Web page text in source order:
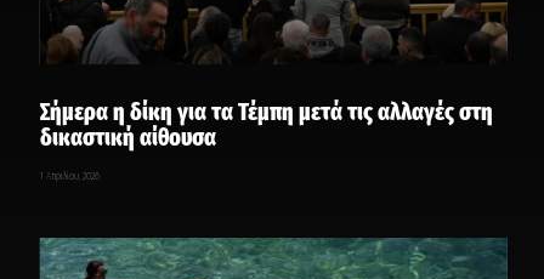
Σήμερα η δίκη για τα Τέμπη μετά τις αλλαγές στη
δικαστική αίθουσα
1 Απριλίου, 2026